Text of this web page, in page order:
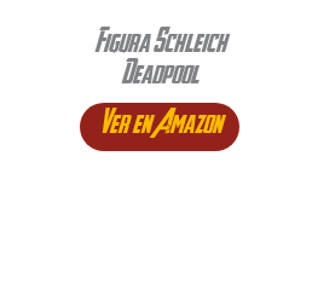
Figura Schleich
Deadpool
Ver en Amazon